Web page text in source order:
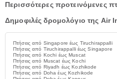
Περισσότερες προτεινόμενες
Δημοφιλές δρομολόγιο της Air
Πτήσεις από Singapore έως Tiruchirappalli
Πτήσεις από Tiruchirappalli έως Singapore
Πτήσεις από Kochi έως Muscat
Πτήσεις από Muscat έως Kochi
Πτήσεις από Riyadh έως Kozhikode
Πτήσεις από Doha έως Kozhikode